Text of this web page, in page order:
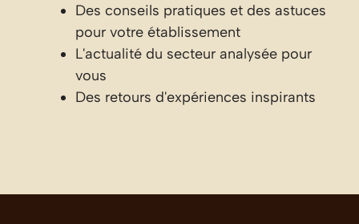
Des conseils pratiques et des astuces
pour votre établissement
L'actualité du secteur analysée pour
vous
Des retours d'expériences inspirants